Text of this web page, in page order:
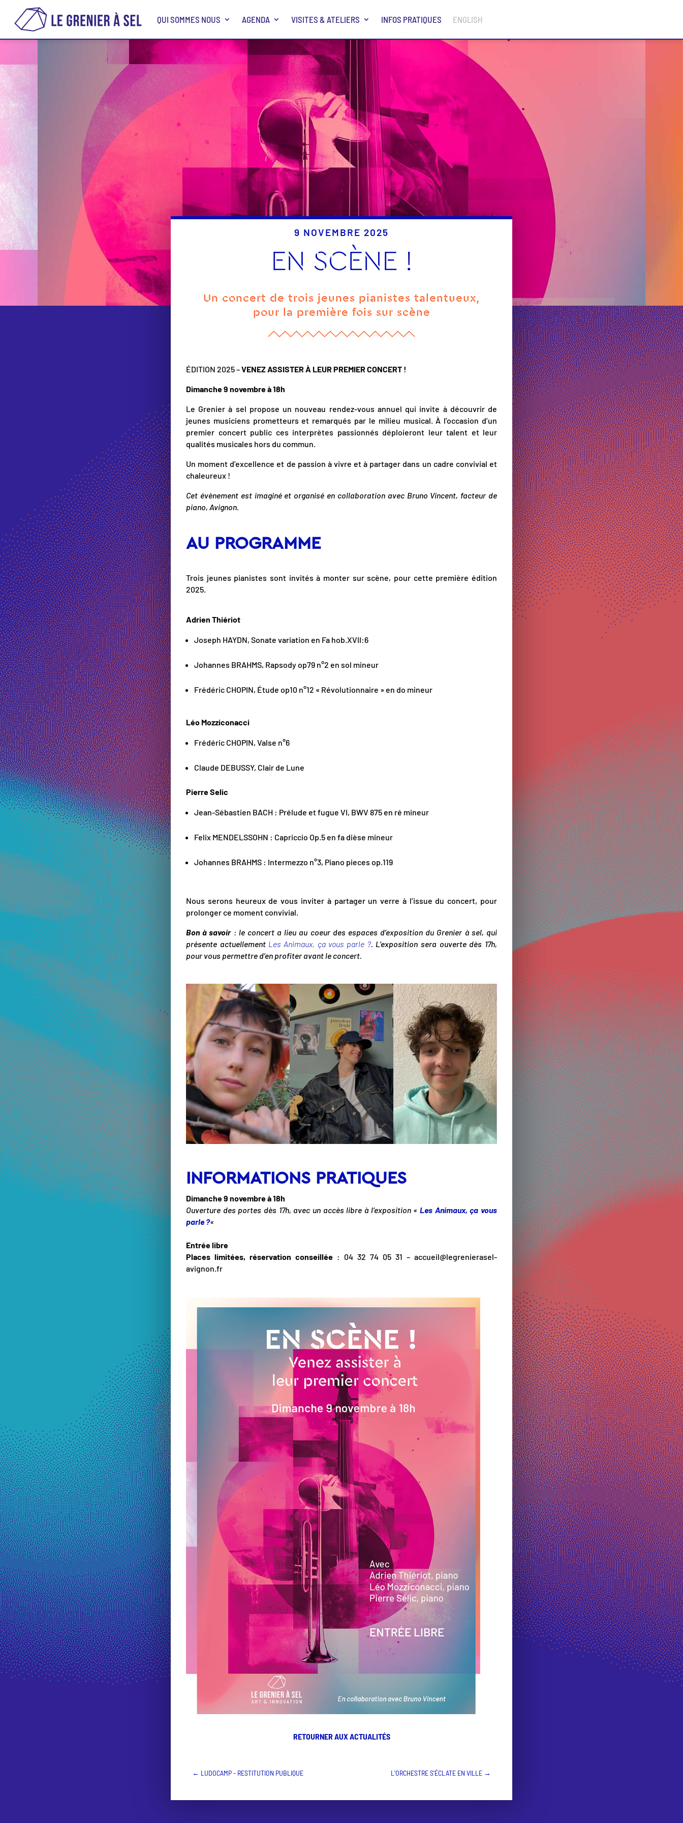
QUI SOMMES NOUS AGENDA VISITES & ATELIERS INFOS PRATIQUES ENGLISH
9 NOVEMBRE 2025
EN SCÈNE !
Un concert de trois jeunes pianistes talentueux,
pour la première fois sur scène
ÉDITION 2025 –VENEZ ASSISTER À LEUR PREMIER CONCERT !
Dimanche 9 novembre à 18h
Le Grenier à sel propose un nouveau rendez-vous annuel qui invite à découvrir de
jeunes musiciens prometteurs et remarqués par le milieu musical. À l’occasion d’un
premier concert public ces interprètes passionnés déploieront leur talent et leur
qualités musicales hors du commun.
Un moment d’excellence et de passion à vivre et à partager dans un cadre convivial et
chaleureux !
Cet évènement est imaginé et organisé en collaboration avec Bruno Vincent, facteur de
piano, Avignon.
AU PROGRAMME
Trois jeunes pianistes sont invités à monter sur scène, pour cette première édition
2025.
Adrien Thiériot
Joseph HAYDN, Sonate variation en Fa hob.XVII:6
Johannes BRAHMS, Rapsody op79 n°2 en sol mineur
Frédéric CHOPIN, Étude op10 n°12 « Révolutionnaire » en do mineur
Léo Mozziconacci
Frédéric CHOPIN, Valse n°6
Claude DEBUSSY, Clair de Lune
Pierre Selic
Jean-Sébastien BACH : Prélude et fugue VI, BWV 875 en ré mineur
Felix MENDELSSOHN : Capriccio Op.5 en fa dièse mineur
Johannes BRAHMS : Intermezzo n°3, Piano pieces op.119
Nous serons heureux de vous inviter à partager un verre à l’issue du concert, pour
prolonger ce moment convivial.
Bon à savoir : le concert a lieu au coeur des espaces d’exposition du Grenier à sel, qui
présente actuellement Les Animaux, ça vous parle ?. L’exposition sera ouverte dès 17h,
pour vous permettre d’en profiter avant le concert.
INFORMATIONS PRATIQUES
Dimanche 9 novembre à 18h
Ouverture des portes dès 17h, avec un accès libre à l’exposition « Les Animaux, ça vous
parle ?«
Entrée libre
Places limitées, réservation conseillée : 04 32 74 05 31 – accueil@legrenierasel-
avignon.fr
RETOURNER AUX ACTUALITÉS
← LUDOCAMP - RESTITUTION PUBLIQUE L'ORCHESTRE S'ÉCLATE EN VILLE →